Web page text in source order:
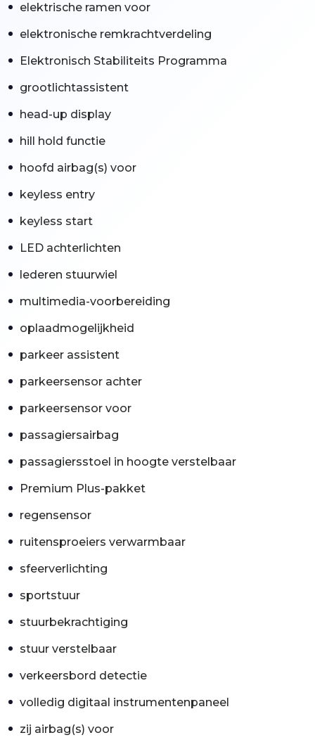
elektrische ramen voor
elektronische remkrachtverdeling
Elektronisch Stabiliteits Programma
grootlichtassistent
head-up display
hill hold functie
hoofd airbag(s) voor
keyless entry
keyless start
LED achterlichten
lederen stuurwiel
multimedia-voorbereiding
oplaadmogelijkheid
parkeer assistent
parkeersensor achter
parkeersensor voor
passagiersairbag
passagiersstoel in hoogte verstelbaar
Premium Plus-pakket
regensensor
ruitensproeiers verwarmbaar
sfeerverlichting
sportstuur
stuurbekrachtiging
stuur verstelbaar
verkeersbord detectie
volledig digitaal instrumentenpaneel
zij airbag(s) voor